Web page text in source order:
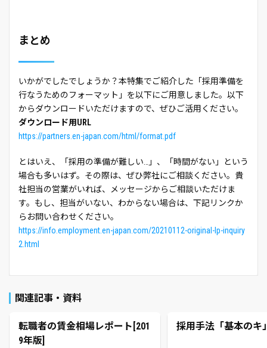
まとめ
いかがでしたでしょうか？本特集でご紹介した「採用準備を
行なうためのフォーマット」を以下にご用意しました。以下
からダウンロードいただけますので、ぜひご活用ください。
ダウンロード用URL
https://partners.en-japan.com/html/format.pdf
とはいえ、「採用の準備が難しい…」、「時間がない」という
場合も多いはず。その際は、ぜひ弊社にご相談ください。貴
社担当の営業がいれば、メッセージからご相談いただけま
す。もし、担当がいない、わからない場合は、下記リンクか
らお問い合わせください。
https://info.employment.en-japan.com/20210112-original-lp-inquiry
2.html
関連記事・資料
転職者の賃金相場レポート[201
9年版]
採用手法「基本のキ